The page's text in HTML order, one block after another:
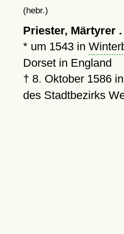
(hebr.)
Priester, Märtyrer .
* um 1543in
Dorset in England
† 8. Oktober 1586in
des Stadtbezirks